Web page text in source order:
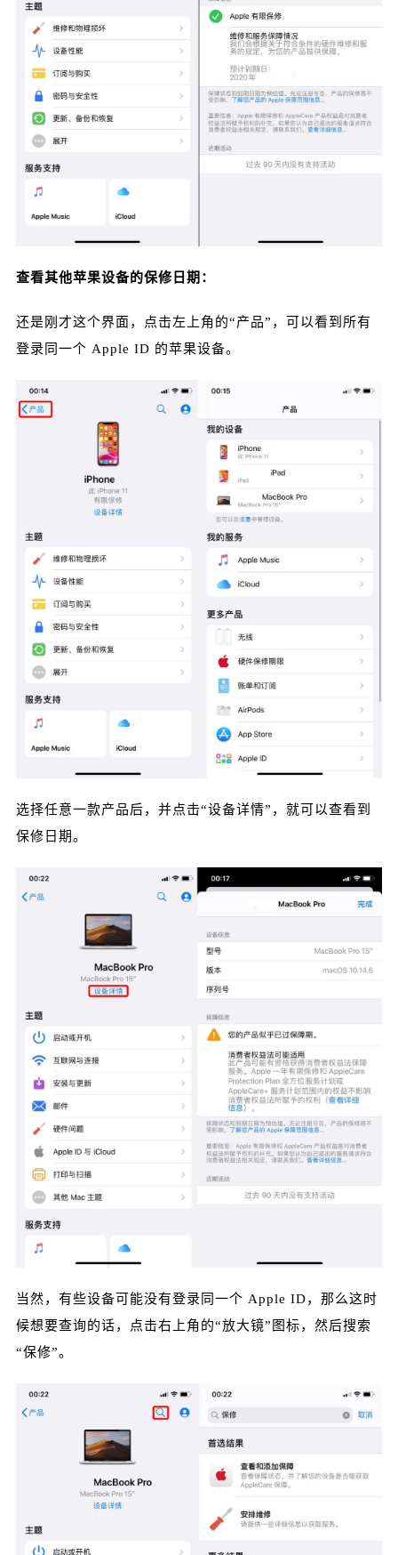
查看其他苹果设备的保修日期：
还是刚才这个界面，点击左上角的“产品”，可以看到所有
登录同一个 Apple ID 的苹果设备。
选择任意一款产品后，并点击“设备详情”，就可以查看到
保修日期。
当然，有些设备可能没有登录同一个 Apple ID，那么这时
候想要查询的话，点击右上角的“放大镜”图标，然后搜索
“保修”。
给鹰视界打赏
2 5 10 元
付费内容
¥
6位以上